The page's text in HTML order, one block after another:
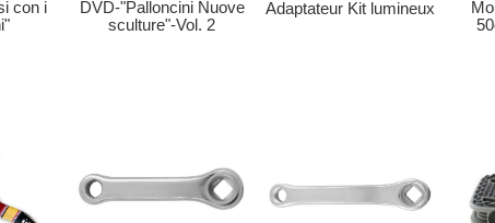
con i
DVD-"Palloncini Nuove
sculture"-Vol. 2
Adaptateur Kit lumineux